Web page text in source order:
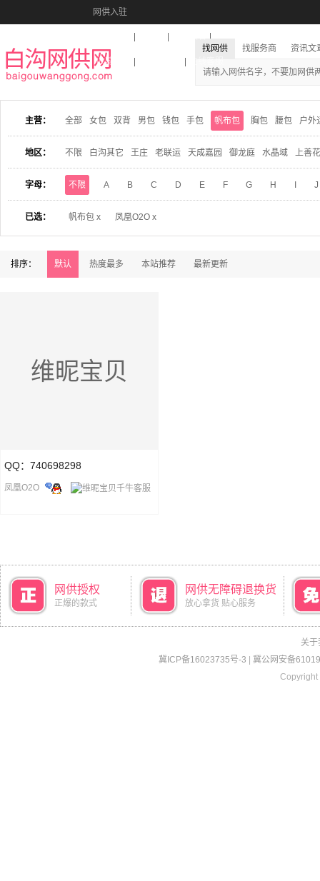
网供入驻
收藏本站
找网供 找服务商 资讯文
主营： 全部 女包 双背 男包 钱包 手包 帆布包 胸包 腰包 户外
地区： 不限 白沟其它 王庄 老联运 天成嘉园 御龙庭 水晶域 上善
字母： 不限 A B C D E F G H J
已选： 帆布包 x 凤凰O2O x
排序： 默认 热度最多 本站推荐 最新更新
维昵宝贝
QQ：740698298
凤凰O2O
网供授权
正爆的款式
网供无障碍退换货
放心拿货 贴心服务
关于
冀ICP备16023735号-3
冀公网安备